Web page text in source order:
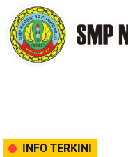
the
content
INFO TERKINI